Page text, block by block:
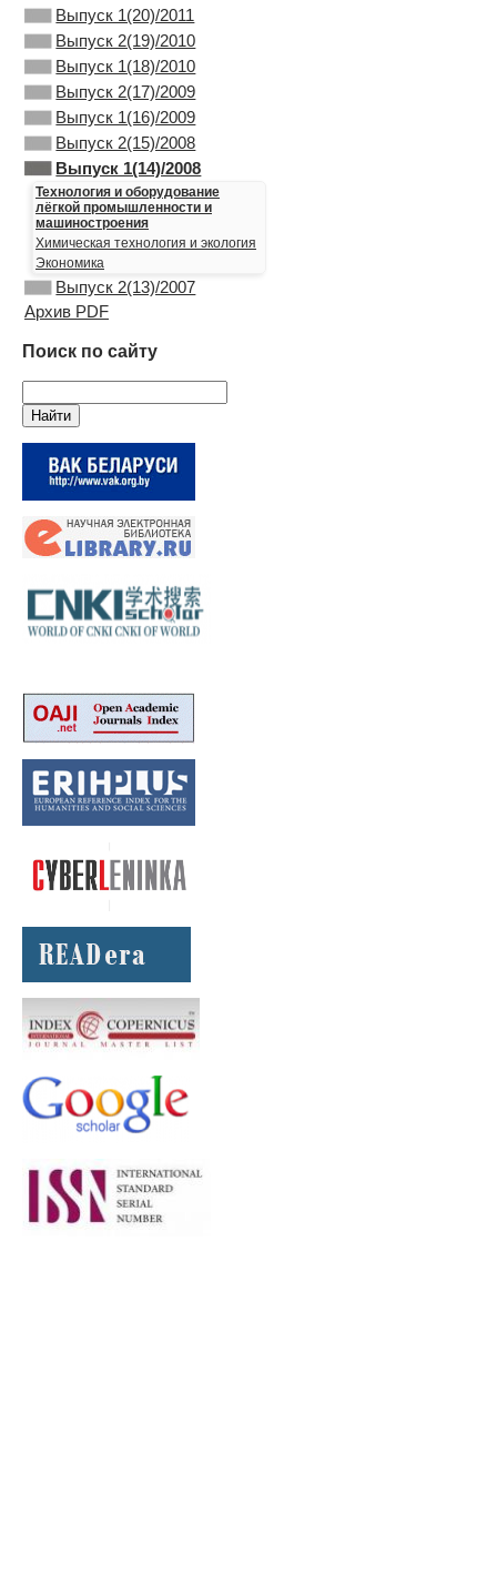
Выпуск 1(20)/2011
Выпуск 2(19)/2010
Выпуск 1(18)/2010
Выпуск 2(17)/2009
Выпуск 1(16)/2009
Выпуск 2(15)/2008
Выпуск 1(14)/2008
Технология и оборудование
лёгкой промышленности и
машиностроения
Химическая технология и экология
Экономика
Выпуск 2(13)/2007
Архив PDF
Поиск по сайту